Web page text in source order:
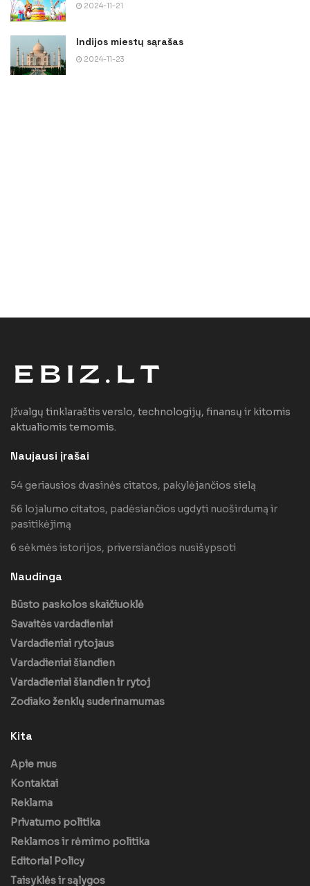
2024-11-21
Indijos miestų sąrašas
2024-11-23
Įžvalgų tinklaraštis verslo, technologijų, finansų ir kitomis
aktualiomis temomis.
Naujausi įrašai
54 geriausios dvasinės citatos, pakylėjančios sielą
56 lojalumo citatos, padėsiančios ugdyti nuoširdumą ir
pasitikėjimą
6 sėkmės istorijos, priversiančios nusišypsoti
Naudinga
Būsto paskolos skaičiuoklė
Savaitės vardadieniai
Vardadieniai rytojaus
Vardadieniai šiandien
Vardadieniai šiandien ir rytoj
Zodiako ženklų suderinamumas
Kita
Apie mus
Kontaktai
Reklama
Privatumo politika
Reklamos ir rėmimo politika
Editorial Policy
Taisyklės ir sąlygos